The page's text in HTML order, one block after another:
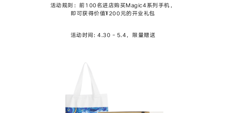
活动规则：前100名进店购买Magic4系列手机，
即可获得价值¥200元的开业礼包
活动时间: 4.30 - 5.4，限量赠送